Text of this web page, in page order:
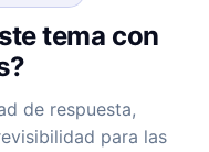
tema con
de respuesta,
para las